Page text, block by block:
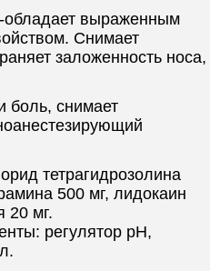
выраженным
Снимает
заложенность носа,
боль, снимает
тетрагидрозолина
500 мг, лидокаин
20 мг.
регулятор pH,